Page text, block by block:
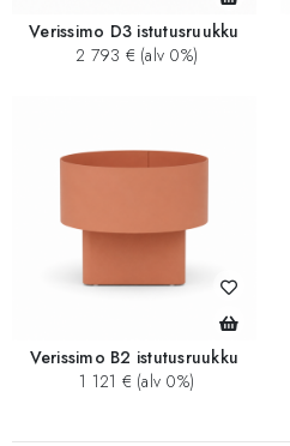
Verissimo D3 istutusruukku
2 793 € (alv 0%)
Verissimo B2 istutusruukku
1 121 € (alv 0%)